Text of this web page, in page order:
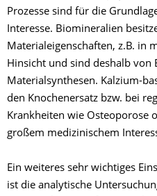
Prozesse sind für die
Interesse. Biomineralien
Materialeigenschaften, z.B. in
Hinsicht und sind deshalb
Materialsynthesen. Kalzium-
den Knochenersatz bzw. bei
Krankheiten wie Osteoporose
großem medizinischem
Ein weiteres sehr wichtiges
ist die analytische